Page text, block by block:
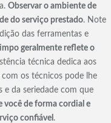
Observar o ambiente de
do serviço prestado. Note
das ferramentas e
geralmente reflete o
técnica dedica aos
os técnicos pode lhe
e da seriedade com que
você de forma cordial e
confiável .